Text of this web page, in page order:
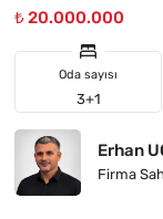
₺ 20.000.000
Oda sayısı
3+1
Erhan
Firma